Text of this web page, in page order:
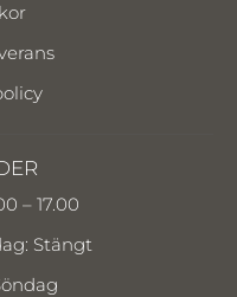
– 17.00
Stängt